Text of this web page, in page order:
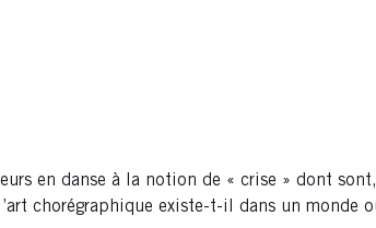
en danse à la notion de « crise » dont
chorégraphique existe-t-il dans un